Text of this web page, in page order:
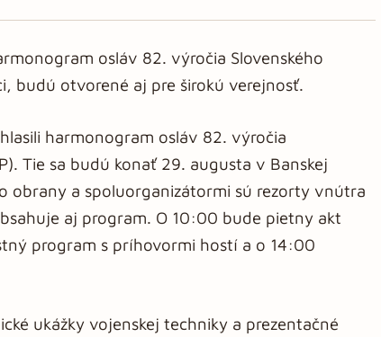
osláv 82. výročia Slovenského
budú otvorené aj pre širokú verejnosť.
harmonogram osláv 82. výročia
Tie sa budú konať 29. augusta v Banskej
obrany a spoluorganizátormi sú rezorty vnútra
aj program. O 10:00 bude pietny akt
program s príhovormi hostí a o 14:00
ukážky vojenskej techniky a prezentačné